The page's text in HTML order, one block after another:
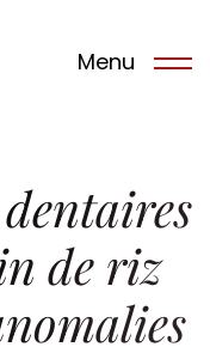
Menu
de riz